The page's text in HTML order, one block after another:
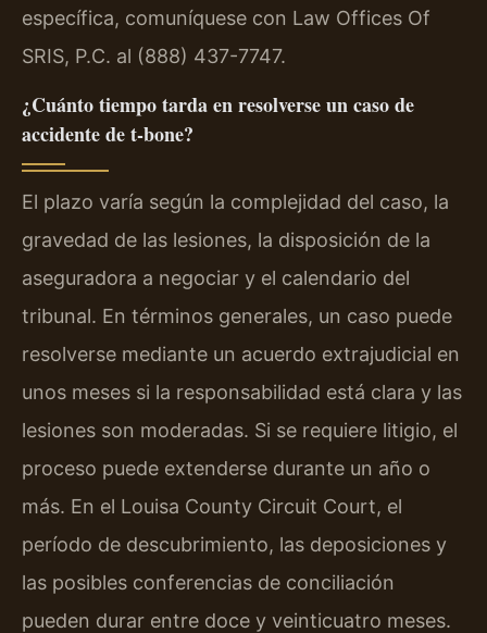
específica, comuníquese con Law Offices Of
SRIS, P.C. al (888) 437-7747.
¿Cuánto tiempo tarda en resolverse un caso de
accidente de t-bone?
El plazo varía según la complejidad del caso, la
gravedad de las lesiones, la disposición de la
aseguradora a negociar y el calendario del
tribunal. En términos generales, un caso puede
resolverse mediante un acuerdo extrajudicial en
unos meses si la responsabilidad está clara y las
lesiones son moderadas. Si se requiere litigio, el
proceso puede extenderse durante un año o
más. En el Louisa County Circuit Court, el
período de descubrimiento, las deposiciones y
las posibles conferencias de conciliación
pueden durar entre doce y veinticuatro meses.